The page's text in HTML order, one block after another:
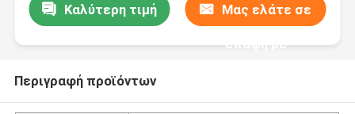
Καλύτερη τιμή Μας ελάτε σε
επαφή με
Περιγραφή προϊόντων